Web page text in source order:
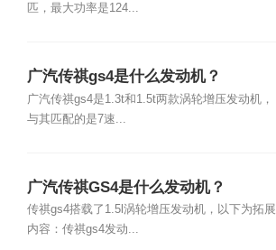
匹，最大功率是124...
广汽传祺gs4是什么发动机？
广汽传祺gs4是1.3t和1.5t两款涡轮增压发动机，
与其匹配的是7速...
广汽传祺GS4是什么发动机？
传祺gs4搭载了1.5l涡轮增压发动机，以下为拓展
内容：传祺gs4发动...